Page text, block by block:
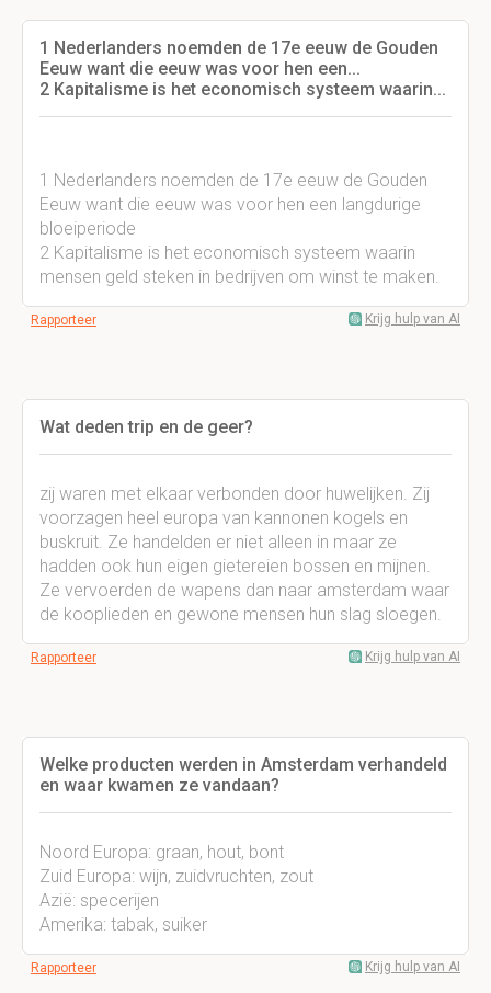
1 Nederlanders noemden de 17e eeuw de Gouden
Eeuw want die eeuw was voor hen een...
2 Kapitalisme is het economisch systeem waarin...
1 Nederlanders noemden de 17e eeuw de Gouden
Eeuw want die eeuw was voor hen een langdurige
bloeiperiode
2 Kapitalisme is het economisch systeem waarin
mensen geld steken in bedrijven om winst te maken.
Rapporteer Krijg hulp van AI
Wat deden trip en de geer?
zij waren met elkaar verbonden door huwelijken. Zij
voorzagen heel europa van kannonen kogels en
buskruit. Ze handelden er niet alleen in maar ze
hadden ook hun eigen gietereien bossen en mijnen.
Ze vervoerden de wapens dan naar amsterdam waar
de kooplieden en gewone mensen hun slag sloegen.
Rapporteer Krijg hulp van AI
Welke producten werden in Amsterdam verhandeld
en waar kwamen ze vandaan?
Noord Europa: graan, hout, bont
Zuid Europa: wijn, zuidvruchten, zout
Azië: specerijen
Amerika: tabak, suiker
Rapporteer Krijg hulp van AI